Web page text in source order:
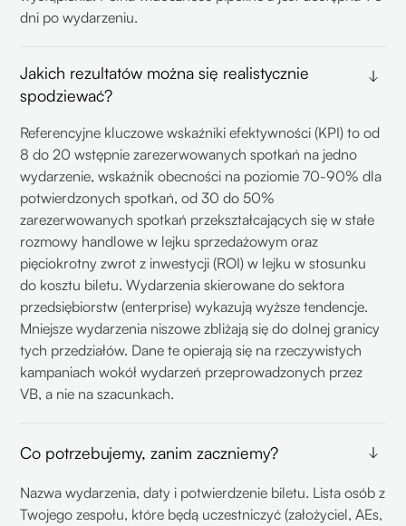
dni po wydarzeniu.
Jakich rezultatów można się realistycznie
spodziewać?
Referencyjne kluczowe wskaźniki efektywności (KPI) to od
8 do 20 wstępnie zarezerwowanych spotkań na jedno
wydarzenie, wskaźnik obecności na poziomie 70-90% dla
potwierdzonych spotkań, od 30 do 50%
zarezerwowanych spotkań przekształcających się w stałe
rozmowy handlowe w lejku sprzedażowym oraz
pięciokrotny zwrot z inwestycji (ROI) w lejku w stosunku
do kosztu biletu. Wydarzenia skierowane do sektora
przedsiębiorstw (enterprise) wykazują wyższe tendencje.
Mniejsze wydarzenia niszowe zbliżają się do dolnej granicy
tych przedziałów. Dane te opierają się na rzeczywistych
kampaniach wokół wydarzeń przeprowadzonych przez
VB, a nie na szacunkach.
Co potrzebujemy, zanim zaczniemy?
Nazwa wydarzenia, daty i potwierdzenie biletu. Lista osób z
Twojego zespołu, które będą uczestniczyć (założyciel, AEs,